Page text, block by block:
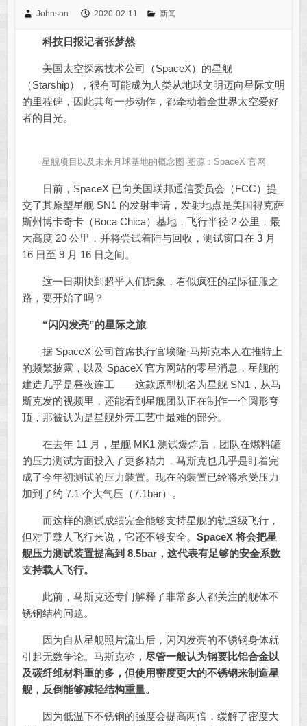
Johnson 2020-02-11 新闻
科技日报记者张梦然
美国太空探索技术公司（SpaceX）的星舰
（Starship），很有可能成为人类从地球文明迈向星际文明
的里程碑，因此其每一步动作，都牵动着全世界太空爱好
者的目光。
星舰项目以及未来月球基地的概念图 图源：SpaceX 官网
日前，SpaceX 已向美国联邦通信委员会（FCC）提
交了其原型星舰 SN1 的发射申请，发射地点是美国得克萨
斯州博卡奇卡（Boca Chica）基地，飞行半径 2 公里，最
大高度 20 公里，并将尝试着陆与回收，测试窗口在 3 月
16 日至 9 月 16 日之间。
这一日期快到超乎人们想象，看似疯狂的星际征服之
路，要开始了吗？
“闪闪发亮”的星际之旅
据 SpaceX 公司首席执行官埃隆·马斯克本人在推特上
的频繁披露，以及 SpaceX 官方网站的零星消息，星舰的
建造几乎是昼夜连工——这款原型机名为星舰 SN1，从马
斯克发的视频里，还能看到星舰团队正在制作一个圆形穹
顶，那被认为是星舰外壳工艺中最难的部分。
在去年 11 月，星舰 MK1 测试爆炸后，团队在燃料罐
的压力测试方面投入了更多精力，马斯克也几乎是盯着完
成了今年初测试的压力装置。现在的装置已经将承受压力
加到了约 7.1 个大气压（7.1bar）。
而这样的测试成绩完全能够支持星舰的轨道级飞行，
但对于载人飞行来说，它还不够安全。 SpaceX 将会把星
舰压力测试装置提高到 8.5bar，这代表有足够的安全系数
支持载人飞行。
此前，马斯克还专门解释了非常多人都关注的舰体不
锈钢结构问题。
因为自从星舰照片流出后，闪闪发亮的不锈钢身体就
引起无数争论。马斯克称， 尽管一般认为钢要比铝合金以
及碳纤维材料重的多，但使用密度更大的不锈钢来制造星
舰，反倒能够减轻结构重量。
因为低温下不锈钢的强度会提高两倍，缓解了密度大